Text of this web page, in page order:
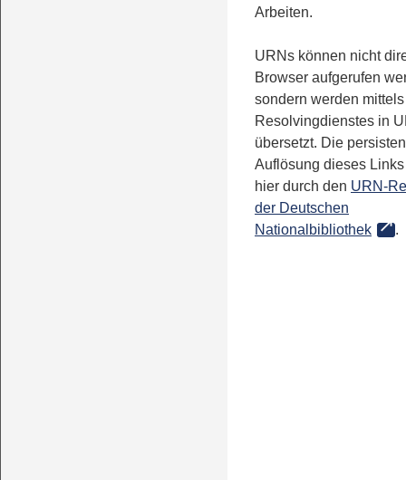
Arbeiten.
URNs können nicht
Browser aufgerufen
sondern werden
Resolvingdienstes in
übersetzt. Die
Auflösung dieses
hier durch den URN-
der Deutschen
Nationalbibliothek
.